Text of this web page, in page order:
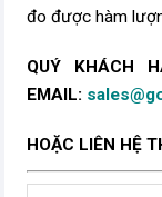
đo được hàm
QUÝ KHÁCH
EMAIL:
HOẶC LIÊN HỆ